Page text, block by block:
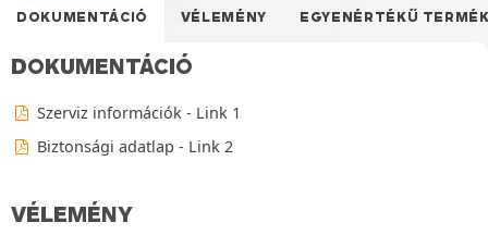
DOKUMENTÁCIÓ VÉLEMÉNY EGYENÉRTÉKŰ
DOKUMENTÁCIÓ
Szerviz információk - Link 1
Biztonsági adatlap - Link 2
VÉLEMÉNY